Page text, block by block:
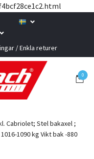
/ Enkla returer
0
Cabriolet; Stel bakaxel ;
1090 kg Vikt bak -880